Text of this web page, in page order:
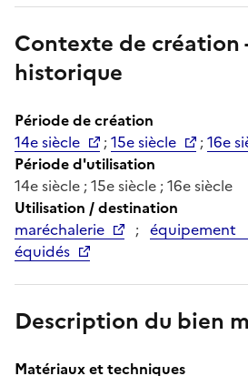
Contexte de création
historique
Période de création
14e siècle
;15e siècle ;16e
Période d'utilisation
14e siècle ; 15e siècle ; 16e siècle
Utilisation / destination
maréchalerie
;
équidés
Description du bien
Matériaux et techniques